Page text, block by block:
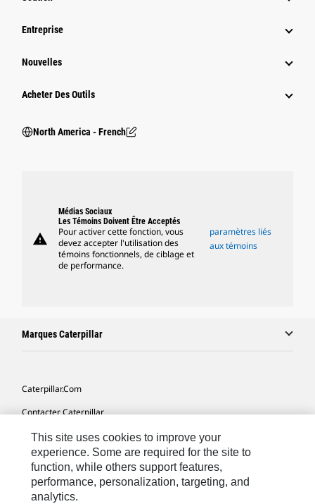
Entreprise
Nouvelles
Acheter Des Outils
North America - French
warning
Médias Sociaux
Les Témoins Doivent Être Acceptés
Pour activer cette fonction, vous
devez accepter l'utilisation des
témoins fonctionnels, de ciblage et
de performance.
paramètres liés
aux témoins
Marques Caterpillar
Caterpillar.com
Contacter Caterpillar
Mes Préférences Marketing
Plan Du Site
Cookie Settings
This site uses cookies to improve your
experience. Some are required for the site to
function, while others support features,
performance, personalization, targeting, and
analytics.